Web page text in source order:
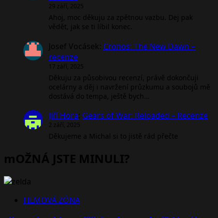
29 září, 2025
Ahoj, moc děkuju za zpětnou vazbu. Dej pak
vědět, jak se ti líbil konec.
Josef Vocásek: Cronos: The New Dawn –
recenze
17 září, 2025
Děkuju za působivou recenzí, právě dokončuji
ocelárny a děj i navržení průzkumu a soubojů mě
dostává do tempa, ještě bych…
Jiří Hora: Gears of War: Reloaded – Recenze
2 září, 2025
Děkujeme a Michal si to jistě rád přečte
mOŽNÁ JSTE MINULI?
FILMOVÁ ZÓNA